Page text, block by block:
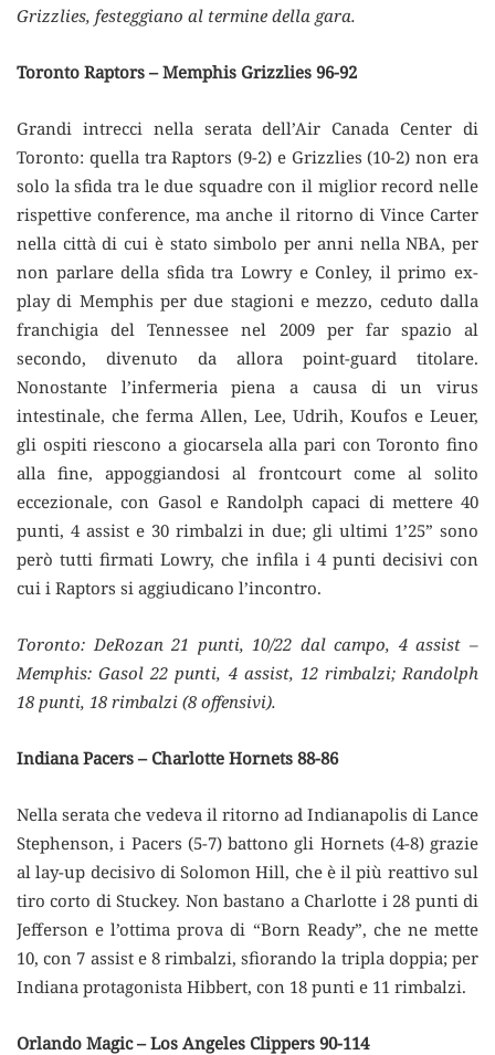
Grizzlies, festeggiano al termine della gara.
Toronto Raptors – Memphis Grizzlies 96-92
Grandi intrecci nella serata dell’Air Canada Center di
Toronto: quella tra Raptors (9-2) e Grizzlies (10-2) non era
solo la sfida tra le due squadre con il miglior record nelle
rispettive conference, ma anche il ritorno di Vince Carter
nella città di cui è stato simbolo per anni nella NBA, per
non parlare della sfida tra Lowry e Conley, il primo ex-
play di Memphis per due stagioni e mezzo, ceduto dalla
franchigia del Tennessee nel 2009 per far spazio al
secondo, divenuto da allora point-guard titolare.
Nonostante l’infermeria piena a causa di un virus
intestinale, che ferma Allen, Lee, Udrih, Koufos e Leuer,
gli ospiti riescono a giocarsela alla pari con Toronto fino
alla fine, appoggiandosi al frontcourt come al solito
eccezionale, con Gasol e Randolph capaci di mettere 40
punti, 4 assist e 30 rimbalzi in due; gli ultimi 1’25” sono
però tutti firmati Lowry, che infila i 4 punti decisivi con
cui i Raptors si aggiudicano l’incontro.
Toronto: DeRozan 21 punti, 10/22 dal campo, 4 assist –
Memphis: Gasol 22 punti, 4 assist, 12 rimbalzi; Randolph
18 punti, 18 rimbalzi (8 offensivi).
Indiana Pacers – Charlotte Hornets 88-86
Nella serata che vedeva il ritorno ad Indianapolis di Lance
Stephenson, i Pacers (5-7) battono gli Hornets (4-8) grazie
al lay-up decisivo di Solomon Hill, che è il più reattivo sul
tiro corto di Stuckey. Non bastano a Charlotte i 28 punti di
Jefferson e l’ottima prova di “Born Ready”, che ne mette
10, con 7 assist e 8 rimbalzi, sfiorando la tripla doppia; per
Indiana protagonista Hibbert, con 18 punti e 11 rimbalzi.
Orlando Magic – Los Angeles Clippers 90-114